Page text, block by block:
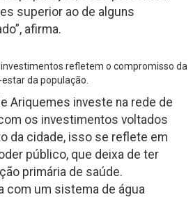
superior ao de alguns
afirma.
refletem o compromisso da
da população.
Ariquemes investe na rede de
os investimentos voltados
da cidade, isso se reflete em
público, que deixa de ter
primária de saúde.
com um sistema de água